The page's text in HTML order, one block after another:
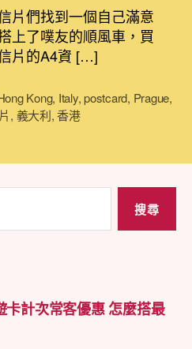
信
片
環
遊
界
一
片
片們找到一個自己滿意
上了噗友的順風車，買
片的A4資 […]
Kong, Italy,postcard, Prague,
, 義大利,香港
計次常客優惠 怎麼搭最